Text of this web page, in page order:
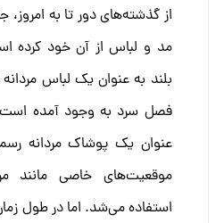
از گذشته‌های دور تا به امروز،
مد و لباس از آن خود کرده
بلند به عنوان یک لباس
فصل سرد به وجود آمده است.
عنوان یک پوشاک مردانه
موقعیت‌های خاصی مانند
استفاده می‌شد. اما در طول